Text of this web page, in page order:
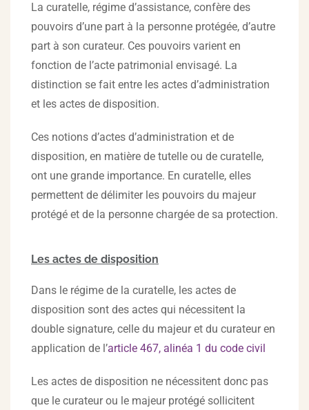
La curatelle, régime d’assistance, confère des
pouvoirs d’une part à la personne protégée, d’autre
part à son curateur. Ces pouvoirs varient en
fonction de l’acte patrimonial envisagé. La
distinction se fait entre les actes d’administration
et les actes de disposition.
Ces notions d’actes d’administration et de
disposition, en matière de tutelle ou de curatelle,
ont une grande importance. En curatelle, elles
permettent de délimiter les pouvoirs du majeur
protégé et de la personne chargée de sa protection.
Les actes de disposition
Dans le régime de la curatelle, les actes de
disposition sont des actes qui nécessitent la
double signature, celle du majeur et du curateur en
application de l’article 467, alinéa 1 du code civil
Les actes de disposition ne nécessitent donc pas
que le curateur ou le majeur protégé sollicitent